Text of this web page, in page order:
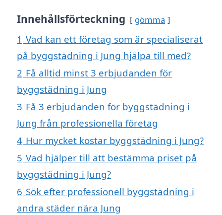
Innehållsförteckning gömma
1 Vad kan ett företag som är specialiserat
på byggstädning i Jung hjälpa till med?
2 Få alltid minst 3 erbjudanden för
byggstädning i Jung
3 Få 3 erbjudanden för byggstädning i
Jung från professionella företag
4 Hur mycket kostar byggstädning i Jung?
5 Vad hjälper till att bestämma priset på
byggstädning i Jung?
6 Sök efter professionell byggstädning i
andra städer nära Jung